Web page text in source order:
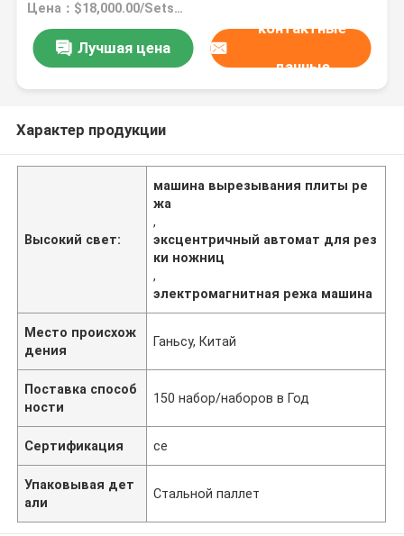
Цена：$18,000.00/Sets >=1 Sets
Лучшая цена
контактные
данные
Характер продукции
Высокий свет:
машина вырезывания плиты ре
жа
,
эксцентричный автомат для рез
ки ножниц
,
электромагнитная режа машина
Место происхож
дения
Ганьсу, Китай
Поставка способ
ности
150 набор/наборов в Год
Сертификация ce
Упаковывая дет
али
Стальной паллет